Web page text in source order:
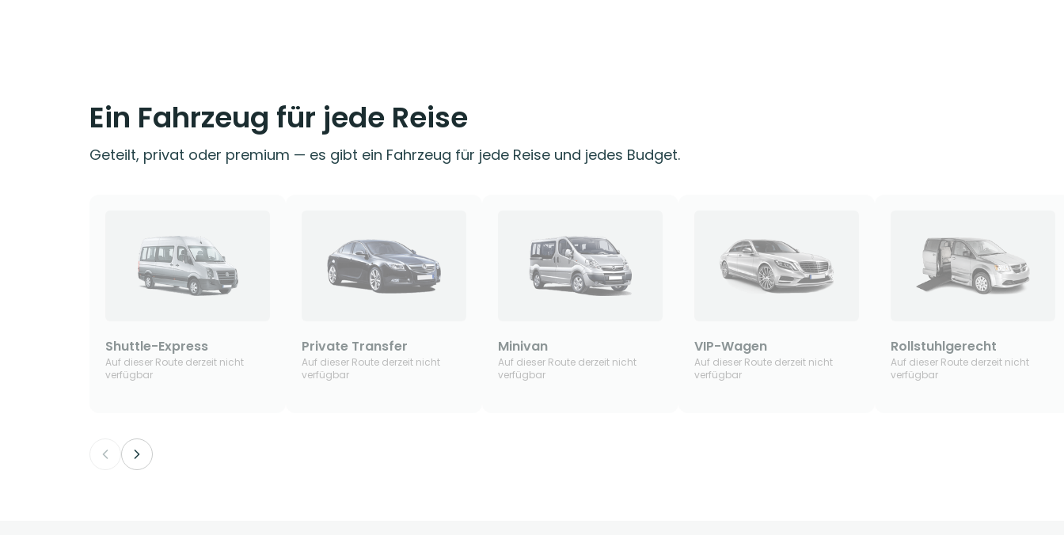
Ein Fahrzeug für jede Reise
Geteilt, privat oder premium — es gibt ein Fahrzeug für jede Reise und jedes Budget.
Shuttle-Express
Auf dieser Route derzeit nicht
verfügbar
Private Transfer
Auf dieser Route derzeit nicht
verfügbar
Minivan
Auf dieser Route derzeit nicht
verfügbar
VIP-Wagen
Auf dieser Route derzeit nicht
verfügbar
Rollstuhlgerecht
Auf dieser Route derzeit nicht
verfügbar